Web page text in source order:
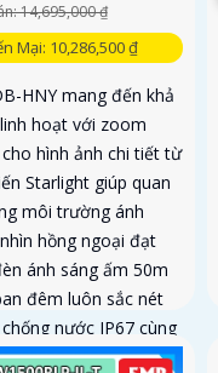
14,695,000 ₫
Mại: 10,286,500 ₫
HNY mang đến khả
hoạt với zoom
hình ảnh chi tiết từ
Starlight giúp quan
môi trường ánh
hồng ngoại đạt
ánh sáng ấm 50m
đêm luôn sắc nét
nước IP67 cùng
30fps@1080p ổn